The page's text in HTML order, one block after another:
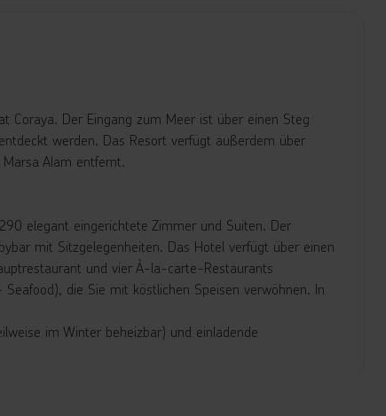
Der Eingang zum Meer ist über einen Steg
werden. Das Resort verfügt außerdem über
Alam entfernt.
elegant eingerichtete Zimmer und Suiten. Der
mit Sitzgelegenheiten. Das Hotel verfügt über einen
und vier À-la-carte-Restaurants
die Sie mit köstlichen Speisen verwöhnen. In
im Winter beheizbar) und einladende